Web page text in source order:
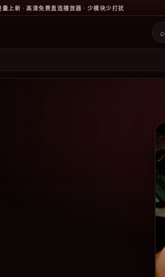
上新 · 高清免费直连播放器 · 少模块少打扰
⌕